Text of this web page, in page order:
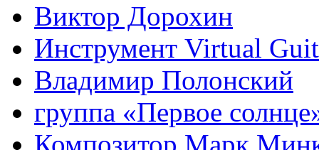
Виктор Дорохин
Инструмент Virtual
Владимир Полонский
группа «Первое